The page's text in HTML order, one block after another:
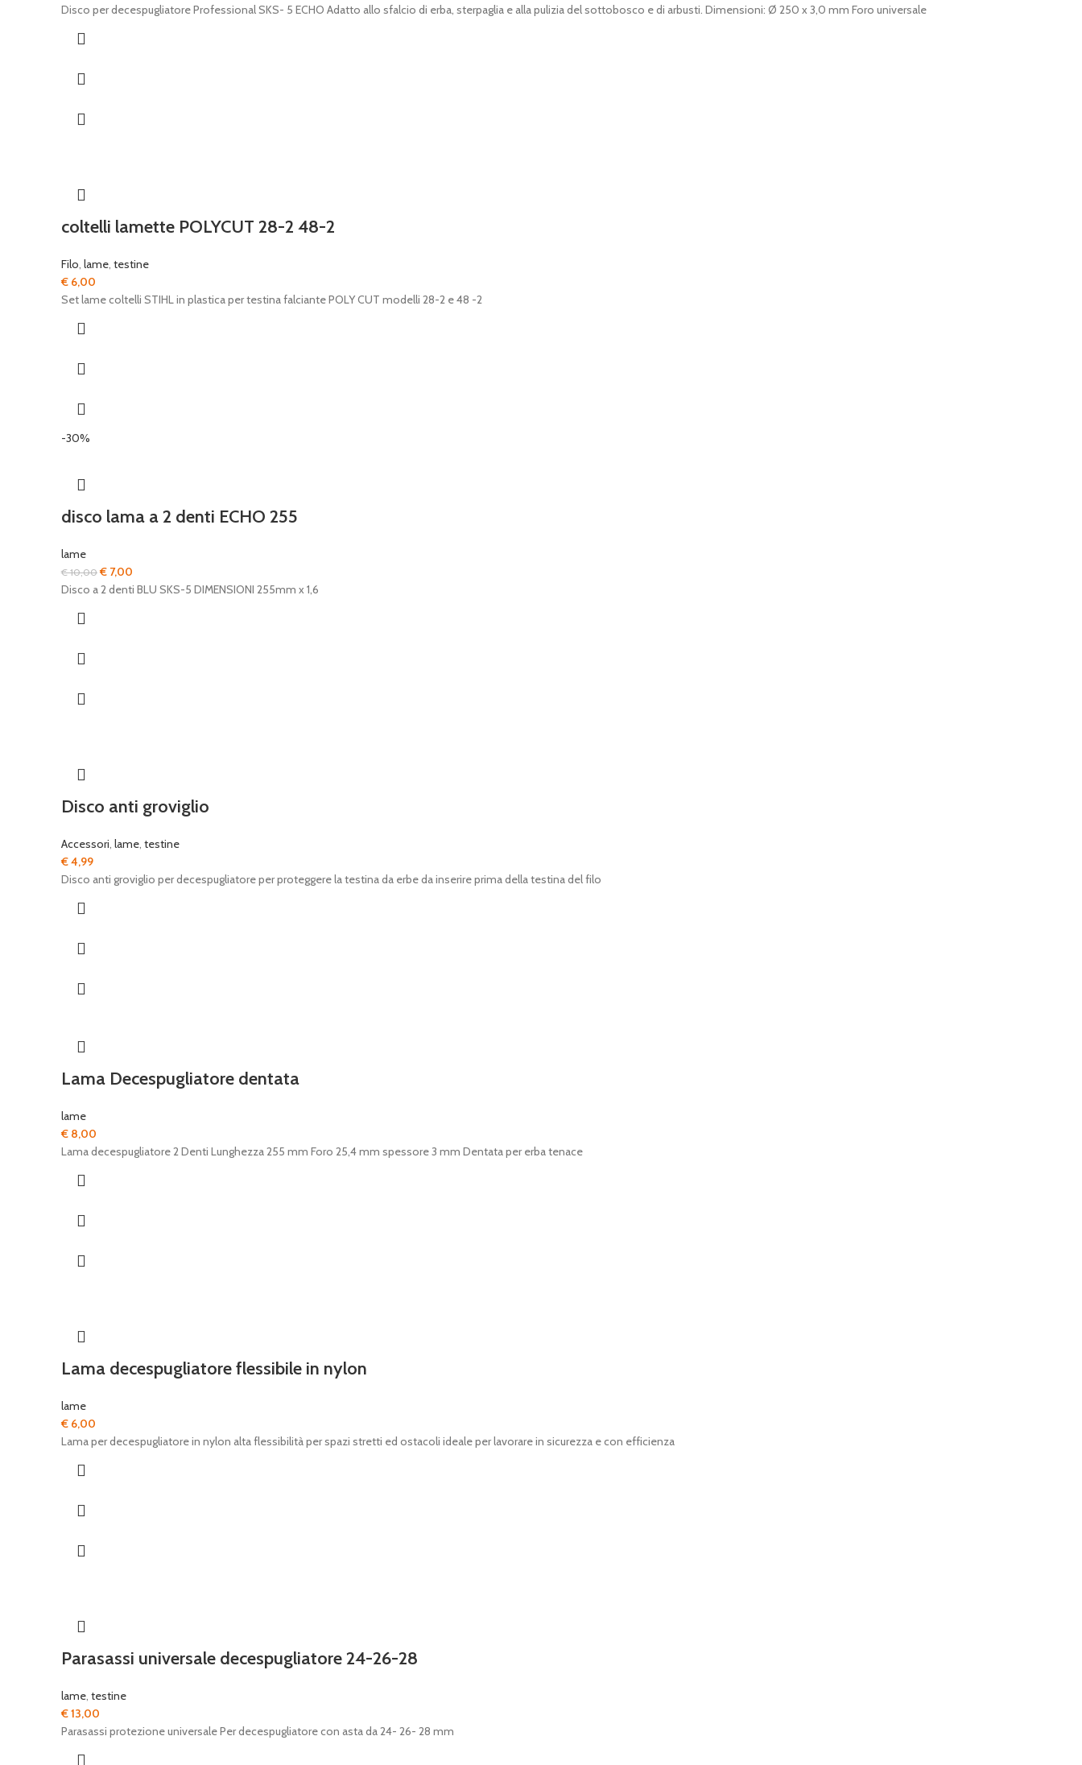
prezzo prezzo
Disco per decespugliatore Professional SKS- 5 ECHO Adatto allo sfalcio di erba, sterpaglia e alla pulizia del sottobosco e di arbusti. Dimensioni: Ø 250 x 3,0 mm Foro universale
coltelli lamette POLYCUT 28-2 48-2
Filo, lame, testine
€ 6,00
Set lame coltelli STIHL in plastica per testina falciante POLY CUT modelli 28-2 e 48 -2
-30%
disco lama a 2 denti ECHO 255
lame
€10,00Il
prezzo
€ 7,00
prezzo
Disco a 2 denti BLU SKS-5 DIMENSIONI 255mm x 1,6
Disco anti groviglio
Accessori, lame, testine
€4,99
Disco anti groviglio per decespugliatore per proteggere la testina da erbe da inserire prima della testina del filo
Lama Decespugliatore dentata
lame
€ 8,00
Lama decespugliatore 2 Denti Lunghezza 255 mm Foro 25,4 mm spessore 3 mm Dentata per erba tenace
Lama decespugliatore flessibile in nylon
lame
€ 6,00
Lama per decespugliatore in nylon alta flessibilità per spazi stretti ed ostacoli ideale per lavorare in sicurezza e con efficienza
Parasassi universale decespugliatore 24-26-28
lame, testine
€13,00
Parasassi protezione universale Per decespugliatore con asta da 24- 26- 28 mm